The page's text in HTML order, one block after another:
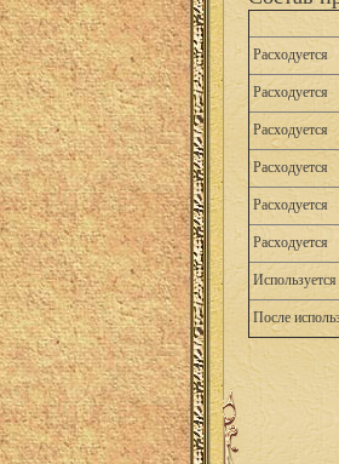
Расходуется
Расходуется
Расходуется
Расходуется
Расходуется
Расходуется
После